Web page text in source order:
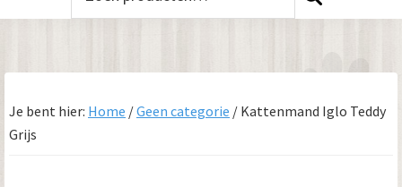
Je bent hier: Home /Geen categorie / Kattenmand Iglo Teddy
Grijs